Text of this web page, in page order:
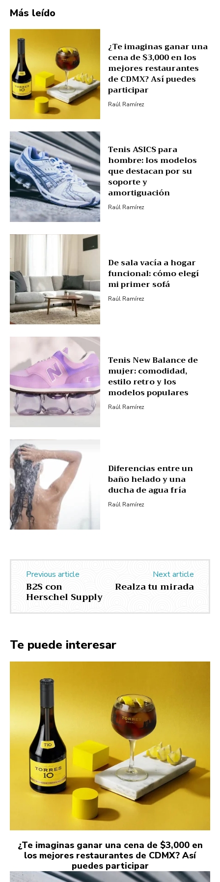
Más leído
¿Te imaginas ganar una
cena de $3,000 en los
mejores restaurantes
de CDMX? Así puedes
participar
Raúl Ramírez
Tenis ASICS para
hombre: los modelos
que destacan por su
soporte y
amortiguación
Raúl Ramírez
De sala vacía a hogar
funcional: cómo elegí
mi primer sofá
Raúl Ramírez
Tenis New Balance de
mujer: comodidad,
estilo retro y los
modelos populares
Raúl Ramírez
Diferencias entre un
baño helado y una
ducha de agua fría
Raúl Ramírez
Previous article
B2S con
Herschel Supply
Next article
Realza tu mirada
Te puede interesar
¿Te imaginas ganar una cena de $3,000 en
los mejores restaurantes de CDMX? Así
puedes participar